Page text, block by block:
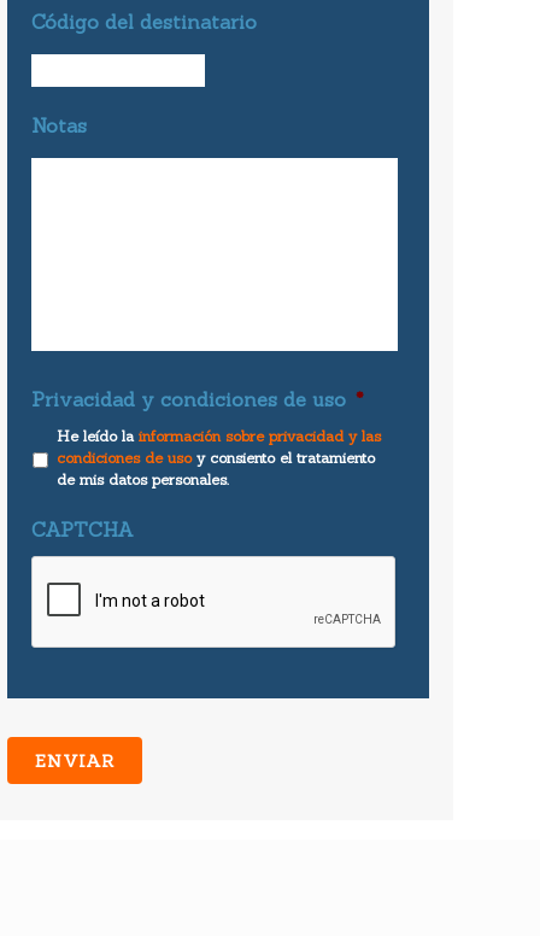
Código del destinatario
Notas
Privacidad y condiciones de uso *
He leído la información sobre privacidad y las
condiciones de usoy consiento el tratamiento
de mis datos personales.
CAPTCHA